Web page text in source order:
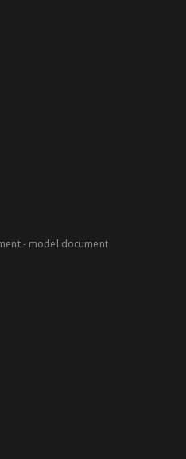
- model document